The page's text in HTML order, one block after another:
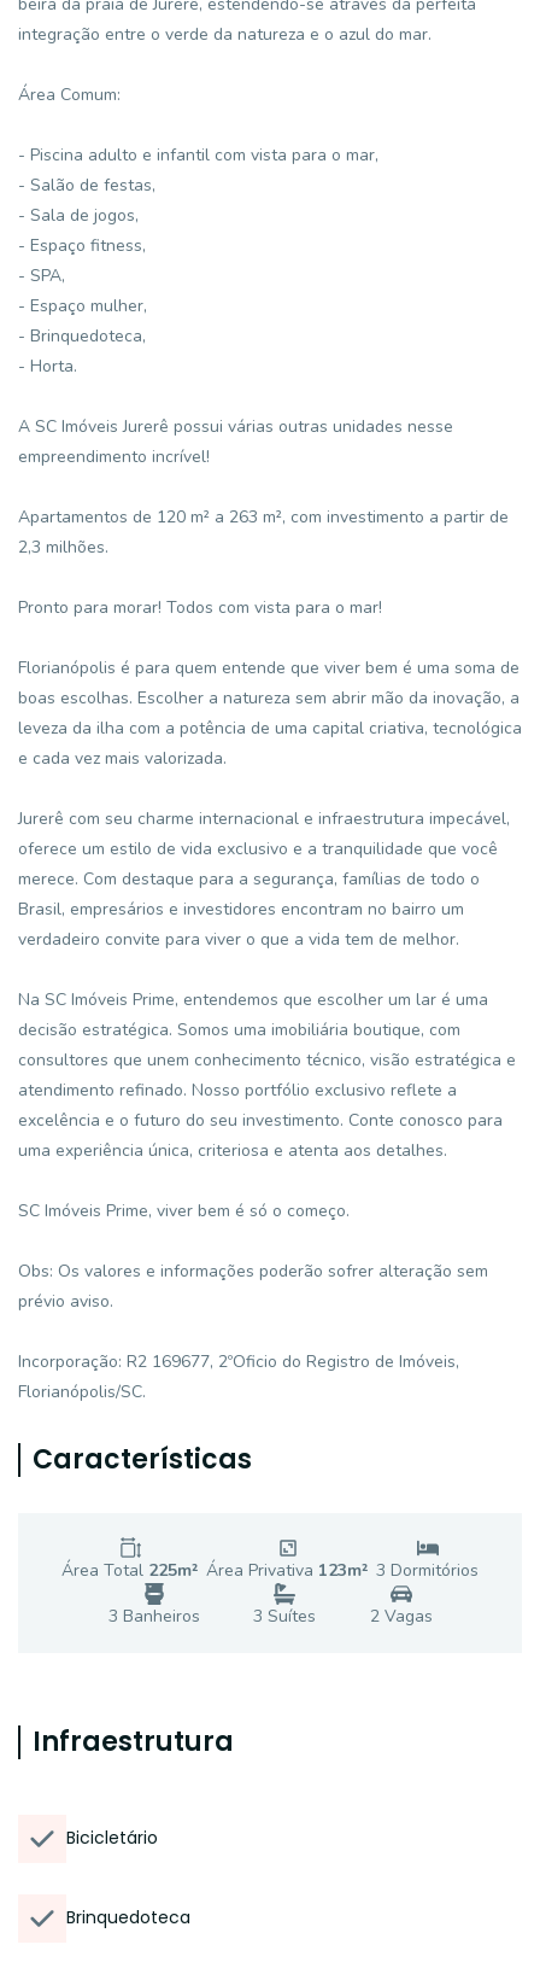
integração entre o verde da natureza e o azul do mar.
Área Comum:
- Piscina adulto e infantil com vista para o mar,
- Salão de festas,
- Sala de jogos,
- Espaço fitness,
- SPA,
- Espaço mulher,
- Brinquedoteca,
- Horta.
A SC Imóveis Jurerê possui várias outras unidades nesse
empreendimento incrível!
Apartamentos de 120 m² a 263 m², com investimento a partir de
2,3 milhões.
Pronto para morar! Todos com vista para o mar!
Florianópolis é para quem entende que viver bem é uma soma de
boas escolhas. Escolher a natureza sem abrir mão da inovação, a
leveza da ilha com a potência de uma capital criativa, tecnológica
e cada vez mais valorizada.
Jurerê com seu charme internacional e infraestrutura impecável,
oferece um estilo de vida exclusivo e a tranquilidade que você
merece. Com destaque para a segurança, famílias de todo o
Brasil, empresários e investidores encontram no bairro um
verdadeiro convite para viver o que a vida tem de melhor.
Na SC Imóveis Prime, entendemos que escolher um lar é uma
decisão estratégica. Somos uma imobiliária boutique, com
consultores que unem conhecimento técnico, visão estratégica e
atendimento refinado. Nosso portfólio exclusivo reflete a
excelência e o futuro do seu investimento. Conte conosco para
uma experiência única, criteriosa e atenta aos detalhes.
SC Imóveis Prime, viver bem é só o começo.
Obs: Os valores e informações poderão sofrer alteração sem
prévio aviso.
Incorporação: R2 169677, 2ºOficio do Registro de Imóveis,
Florianópolis/SC.
Características
Área Total 225m² Área Privativa 123m² 3 Dormitórios
3 Banheiros 3 Suítes 2Vagas
Infraestrutura
Bicicletário
Brinquedoteca